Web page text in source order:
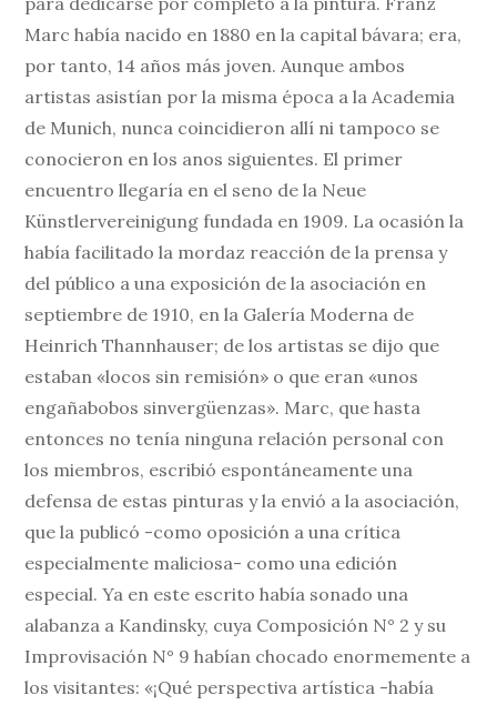
Marc había nacido en 1880 en la capital bávara; era,
por tanto, 14 años más joven. Aunque ambos
artistas asistían por la misma época a la Academia
de Munich, nunca coincidieron allí ni tampoco se
conocieron en los anos siguientes. El primer
encuentro llegaría en el seno de la Neue
Künstlervereinigung fundada en 1909. La ocasión la
había facilitado la mordaz reacción de la prensa y
del público a una exposición de la asociación en
septiembre de 1910, en la Galería Moderna de
Heinrich Thannhauser; de los artistas se dijo que
estaban «locos sin remisión» o que eran «unos
engañabobos sinvergüenzas». Marc, que hasta
entonces no tenía ninguna relación personal con
los miembros, escribió espontáneamente una
defensa de estas pinturas y la envió a la asociación,
que la publicó -como oposición a una crítica
especialmente maliciosa- como una edición
especial. Ya en este escrito había sonado una
alabanza a Kandinsky, cuya Composición N° 2 y su
Improvisación N° 9 habían chocado enormemente a
los visitantes: «¡Qué perspectiva artística -había